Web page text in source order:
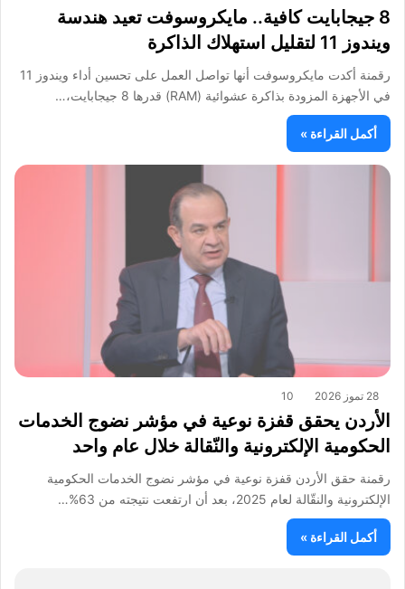
8 جيجابايت كافية.. مايكروسوفت تعيد هندسة
ويندوز 11 لتقليل استهلاك الذاكرة
رقمنة أكدت مايكروسوفت أنها تواصل العمل على تحسين أداء ويندوز 11
في الأجهزة المزودة بذاكرة عشوائية (RAM) قدرها 8 جيجابايت،…
أكمل القراءة »
28 تموز 2026 10
الأردن يحقق قفزة نوعية في مؤشر نضوج الخدمات
الحكومية الإلكترونية والنّقالة خلال عام واحد
رقمنة حقق الأردن قفزة نوعية في مؤشر نضوج الخدمات الحكومية
الإلكترونية والنقّالة لعام 2025، بعد أن ارتفعت نتيجته من 63%…
أكمل القراءة »